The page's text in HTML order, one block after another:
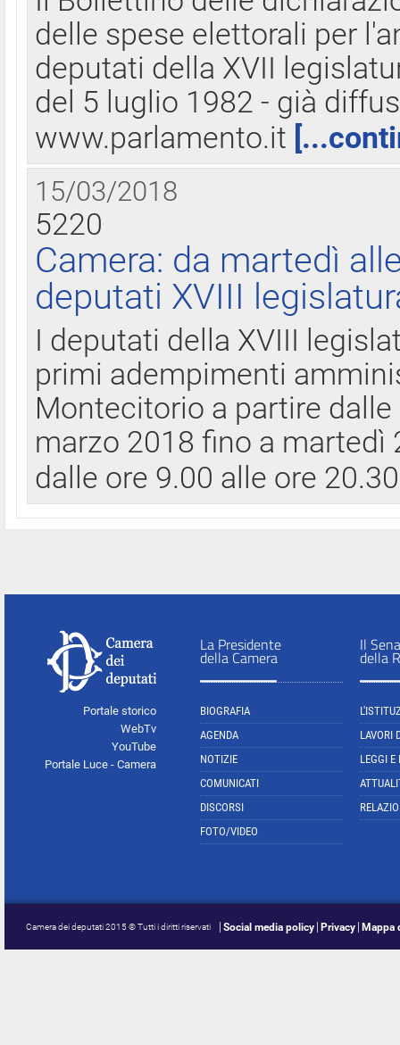
delle spese elettorali per
deputati della XVII
del 5 luglio 1982 - già
www.parlamento.it
15/03/2018
5220
Camera: da martedì
deputati XVIII
I deputati della XVIII
primi adempimenti
Montecitorio a partire
marzo 2018 fino a
dalle ore 9.00 alle ore
Portale storico
WebTv
YouTube
Portale Luce - Camera
La Presidente
della Camera
BIOGRAFIA
AGENDA
NOTIZIE
COMUNICATI
DISCORSI
FOTO/VIDEO
Il
della
LAVORI
LEGGI E
Camera dei deputati 2015 © Tutti i diritti riservati Social media policy Privacy Mappa